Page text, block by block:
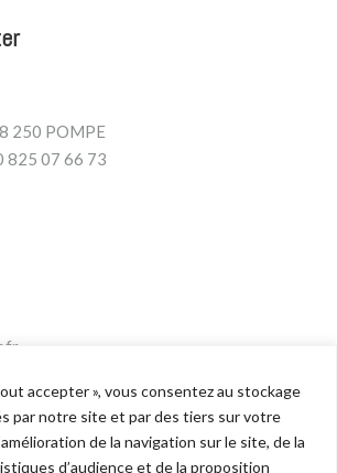
accepter », vous consentez au stockage
par notre site et par des tiers sur votre
de la navigation sur le site, de la
d’audience et de la proposition
250 POMPE
825 07 66 73